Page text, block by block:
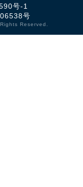
号-1
号
Reserved.